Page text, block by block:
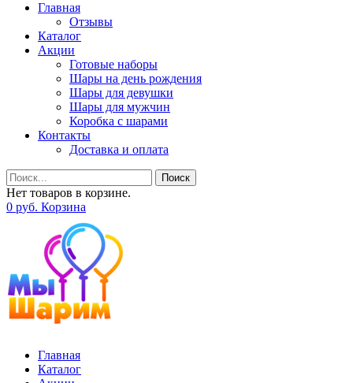
Главная
Отзывы
Каталог
Акции
Готовые наборы
Шары на день рождения
Шары для девушки
Шары для мужчин
Коробка с шарами
Контакты
Доставка и оплата
Поиск
Нет товаров в корзине.
0 руб. Корзина
Главная
Каталог